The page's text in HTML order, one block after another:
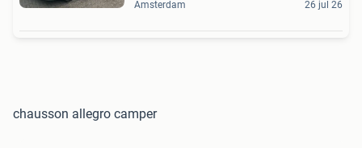
Amsterdam 26 jul 26
chausson allegro camper